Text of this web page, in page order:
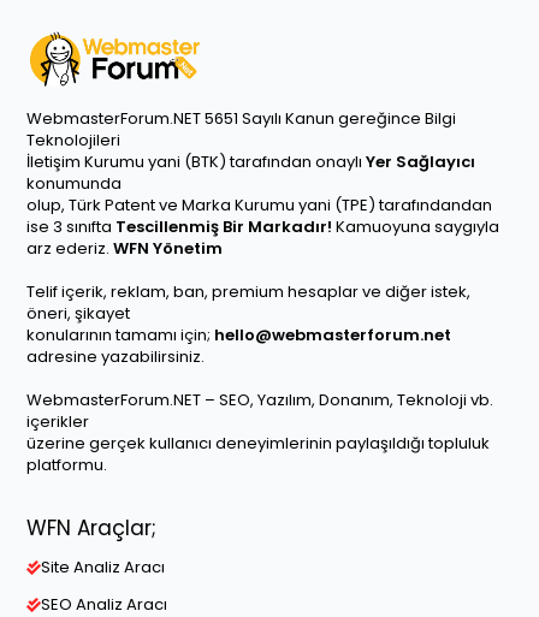
WebmasterForum.NET 5651 Sayılı Kanun gereğince Bilgi
Teknolojileri
İletişim Kurumu yani (BTK) tarafından onaylı Yer Sağlayıcı
konumunda
olup, Türk Patent ve Marka Kurumu yani (TPE) tarafındandan
ise 3 sınıfta Tescillenmiş Bir Markadır! Kamuoyuna saygıyla
arz ederiz. WFN Yönetim
Telif içerik, reklam, ban, premium hesaplar ve diğer istek,
öneri, şikayet
konularının tamamı için; hello@webmasterforum.net
adresine yazabilirsiniz.
WebmasterForum.NET – SEO, Yazılım, Donanım, Teknoloji vb.
içerikler
üzerine gerçek kullanıcı deneyimlerinin paylaşıldığı topluluk
platformu.
WFN Araçlar;
Site Analiz Aracı
SEO Analiz Aracı